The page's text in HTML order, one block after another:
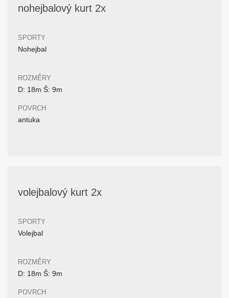
nohejbalový kurt 2x
SPORTY
Nohejbal
ROZMĚRY
D: 18m Š: 9m
POVRCH
antuka
volejbalový kurt 2x
SPORTY
Volejbal
ROZMĚRY
D: 18m Š: 9m
POVRCH